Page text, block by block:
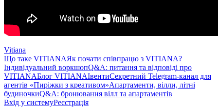
Vitiana
Що таке VITIANAЯк почати співпрацю з VITIANA?
Індивідуальний воркшопQ&A: питання та відповіді про
VITIANAБлог VITIANAІвентиСекретний Telegram-канал для
агентів «Пиріжки з креативом»Апартаменти, вілли, літні
будиночкиQ&A: бронювання вілл та апартаментів
Вхід у системуРеєстрація